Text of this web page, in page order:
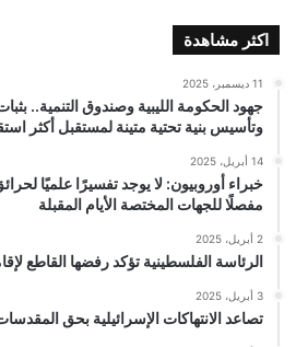
اكثر مشاهدة
11 ديسمبر، 2025
جهود الحكومة الليبية وصندوق التنمية..
وتأسيس بنية تحتية متينة لمستقبل أكثر
14 أبريل، 2025
خبراء أوروبيون: لا يوجد تفسيرًا علميًا
مفصلًا للجهات المختصة الأيام المقبلة
2 أبريل، 2025
الرئاسة الفلسطينية تؤكد رفضها القاطع
3 أبريل، 2025
تصاعد الانتهاكات الإسرائيلية بحق